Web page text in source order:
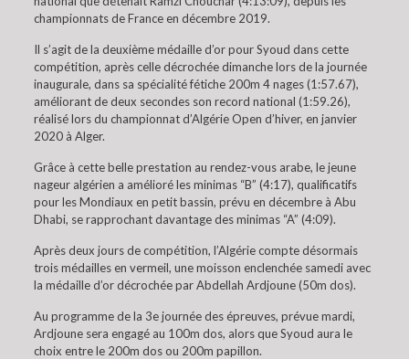
championnats de France en décembre 2019.
Il s’agit de la deuxième médaille d’or pour Syoud dans cette
compétition, après celle décrochée dimanche lors de la journée
inaugurale, dans sa spécialité fétiche 200m 4 nages (1:57.67),
améliorant de deux secondes son record national (1:59.26),
réalisé lors du championnat d’Algérie Open d’hiver, en janvier
2020 à Alger.
Grâce à cette belle prestation au rendez-vous arabe, le jeune
nageur algérien a amélioré les minimas “B” (4:17), qualificatifs
pour les Mondiaux en petit bassin, prévu en décembre à Abu
Dhabi, se rapprochant davantage des minimas “A” (4:09).
Après deux jours de compétition, l’Algérie compte désormais
trois médailles en vermeil, une moisson enclenchée samedi avec
la médaille d’or décrochée par Abdellah Ardjoune (50m dos).
Au programme de la 3e journée des épreuves, prévue mardi,
Ardjoune sera engagé au 100m dos, alors que Syoud aura le
choix entre le 200m dos ou 200m papillon.